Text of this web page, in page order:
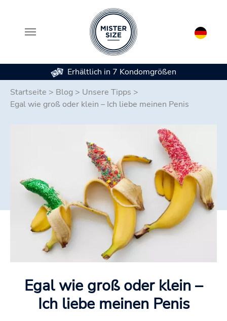
Erhältlich in 7 Kondomgrößen
Startseite > Blog > Unsere Tipps >
Egal wie groß oder klein – Ich liebe meinen Penis
Egal wie groß oder klein –
Ich liebe meinen Penis